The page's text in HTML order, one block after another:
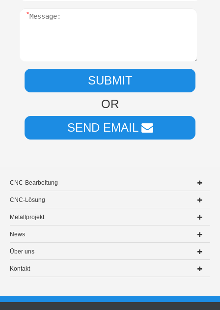
*
SUBMIT
OR
SEND EMAIL
CNC-Bearbeitung
CNC-Lösung
Metallprojekt
News
Über uns
Kontakt